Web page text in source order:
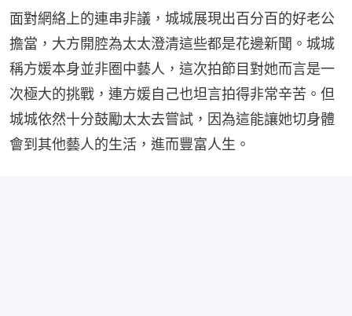
面對網絡上的連串非議，城城展現出百分百的好老公
擔當，大方開腔為太太澄清這些都是花邊新聞。城城
稱方媛本身並非圈中藝人，這次拍節目對她而言是一
次極大的挑戰，連方媛自己也坦言拍得非常辛苦。但
城城依然十分鼓勵太太去嘗試，因為這能讓她切身體
會到其他藝人的生活，進而豐富人生。